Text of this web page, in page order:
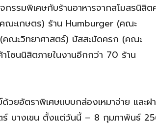
รรมพิเศษกับร้านอาหารจากสโมสรนิสิ
ณะเกษตร) ร้าน Humburger (คณะ
ณะวิทยาศาสตร์) บัสสะบัดครก (คณะ
โซนนิสิตภายในงานอีกกว่า 70 ร้าน
วยอัตราพิเศษแบบกล่องเหมาจ่าย และฝ
ร์ บางเขน ตั้งแต่วันนี้ – 8 กุมภาพันธ์